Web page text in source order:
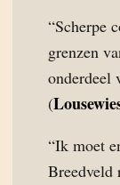
“Scherpe
grenzen
onderdeel
(
“Ik moet
Breedveld